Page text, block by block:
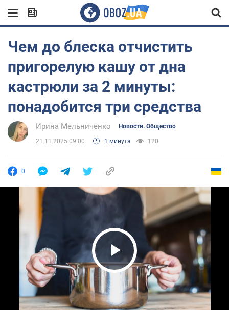
Чем до блеска отчистить
пригорелую кашу от дна
кастрюли за 2 минуты:
понадобится три средства
Ирина Мельниченко Новости. Общество
21.11.2025 09:00 1 минута 120
0
Play Video